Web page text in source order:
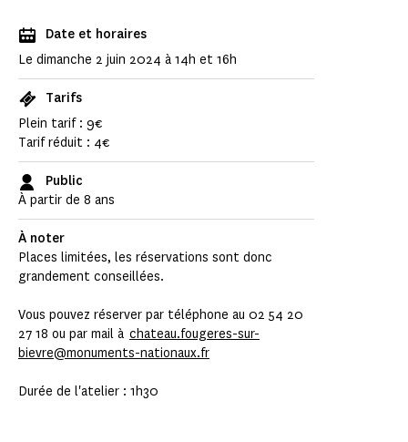
Date et horaires
Le dimanche 2 juin 2024 à 14h et 16h
Tarifs
Plein tarif : 9€
Tarif réduit : 4€
Public
À partir de 8 ans
À noter
Places limitées, les réservations sont donc
grandement conseillées.
Vous pouvez réserver par téléphone au 02 54 20
27 18 ou par mail à chateau.fougeres-sur-
bievre@monuments-nationaux.fr
Durée de l'atelier : 1h30